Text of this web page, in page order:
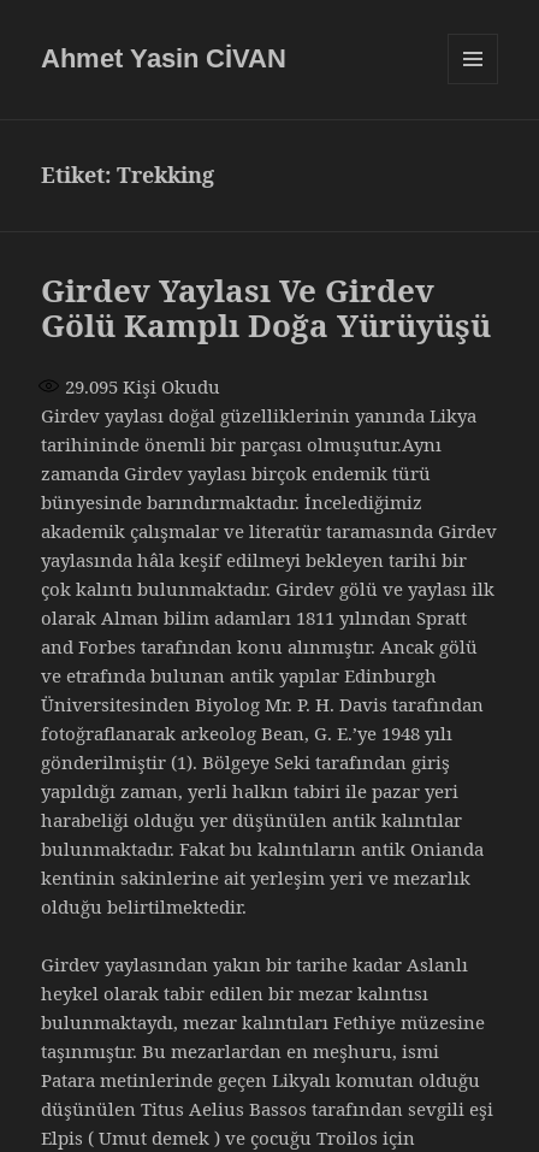
Ahmet Yasin CİVAN
Etiket:Trekking
Girdev Yaylası Ve Girdev
Gölü Kamplı Doğa Yürüyüşü
29.095 Kişi Okudu
Girdev yaylası doğal güzelliklerinin yanında Likya
tarihininde önemli bir parçası olmuşutur.Aynı
zamanda Girdev yaylası birçok endemik türü
bünyesinde barındırmaktadır. İncelediğimiz
akademik çalışmalar ve literatür taramasında Girdev
yaylasında hâla keşif edilmeyi bekleyen tarihi bir
çok kalıntı bulunmaktadır. Girdev gölü ve yaylası ilk
olarak Alman bilim adamları 1811 yılından Spratt
and Forbes tarafından konu alınmıştır. Ancak gölü
ve etrafında bulunan antik yapılar Edinburgh
Üniversitesinden Biyolog Mr. P. H. Davis tarafından
fotoğraflanarak arkeolog Bean, G. E.’ye 1948 yılı
gönderilmiştir (1). Bölgeye Seki tarafından giriş
yapıldığı zaman, yerli halkın tabiri ile pazar yeri
harabeliği olduğu yer düşünülen antik kalıntılar
bulunmaktadır. Fakat bu kalıntıların antik Onianda
kentinin sakinlerine ait yerleşim yeri ve mezarlık
olduğu belirtilmektedir.
Girdev yaylasından yakın bir tarihe kadar Aslanlı
heykel olarak tabir edilen bir mezar kalıntısı
bulunmaktaydı, mezar kalıntıları Fethiye müzesine
taşınmıştır. Bu mezarlardan en meşhuru, ismi
Patara metinlerinde geçen Likyalı komutan olduğu
düşünülen Titus Aelius Bassos tarafından sevgili eşi
Elpis ( Umut demek ) ve çocuğu Troilos için